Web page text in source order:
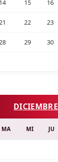
14 15 16
21 22 23
28 29 30
DICIEMBRE
MA MI JU